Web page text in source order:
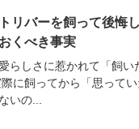
リバーを飼って後悔
くべき事実
らしさに惹かれて「飼い
に飼ってから「思って
いの...